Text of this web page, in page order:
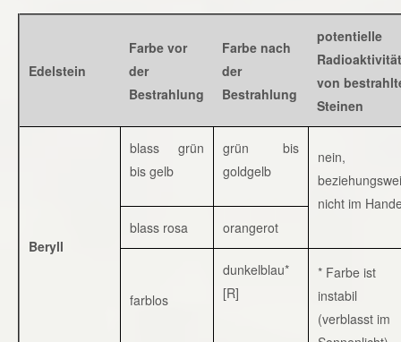
Edelstein
Farbe vor
der
Bestrahlung
Farbe nach
der
Bestrahlung
potentielle
Radioaktivität
von
Steinen
Beryll
blass grün
bis gelb
grün bis
goldgelb
nein,
nicht im
blass rosa
orangerot
farblos
dunkelblau*
[R]
* Farbe ist
instabil
(verblasst im